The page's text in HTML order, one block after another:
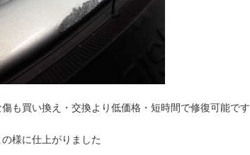
も買い換え・交換より低価格・短時間で修復可能です
様に仕上がりました